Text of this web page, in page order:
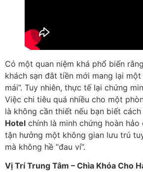
Có một quan niệm khá phổ biến
khách sạn đắt tiền mới mang lại
mái”. Tuy nhiên, thực tế lại chứng
Việc chi tiêu quá nhiều cho một
là không cần thiết nếu bạn biết cách
Hotel chính là minh chứng hoàn
tận hưởng một không gian lưu trú
mà không hề “đau ví”.
Vị Trí Trung Tâm – Chìa Khóa Cho